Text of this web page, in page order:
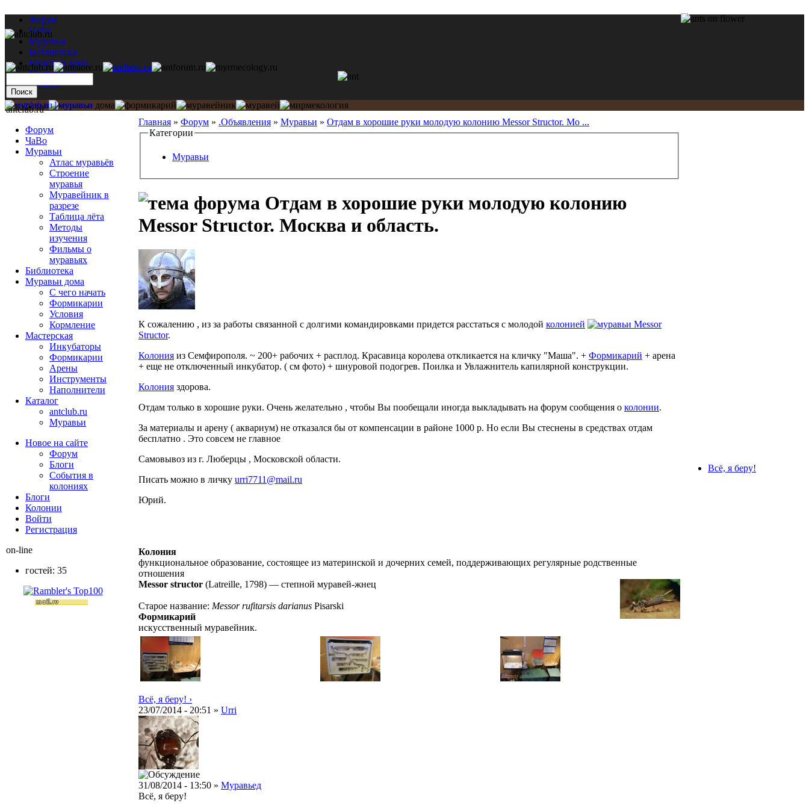
Форум
ЧаВо
Муравьи
Библиотека
Муравьи дома
Мастерская
Каталог
Главная » Форум » .Объявления » Муравьи » Отдам в хорошие руки молодую колонию Messor Structor. Мо ...
Категории
Муравьи
Отдам в хорошие руки молодую колонию
Messor Structor. Москва и область.
К сожалению , из за работы связанной с долгими командировками придется расстаться с молодой колонией
Messor
Structor.
Колония из Семфирополя. ~ 200+ рабочих + расплод. Красавица королева откликается на кличку "Маша". + Формикарий + арена
+ еще не отключенный инкубатор. ( см фото) + шнуровой подогрев. Поилка и Увлажнитель капилярной конструкции.
Колония здорова.
Отдам только в хорошие руки. Очень желательно , чтобы Вы пообещали иногда выкладывать на форум сообщения о колонии.
За материалы и арену ( аквариум) не отказался бы от компенсации в районе 1000 р. Но если Вы стеснены в средствах отдам
бесплатно . Это совсем не главное
Самовывоз из г. Люберцы , Московской области.
Писать можно в личку urri7711@mail.ru
Юрий.
Колония
функциональное образование, состоящее из материнской и дочерних семей, поддерживающих регулярные родственные
отношения
Messor structor (Latreille, 1798) — степной муравей-жнец
Старое название: Messor rufitarsis darianus Pisarski
Формикарий
искусственный муравейник.
Всё, я беру! ›
23/07/2014 - 20:51 » Urri
31/08/2014 - 13:50 » Муравьед
Всё, я беру!
antclub.ru
Форум
ЧаВо
Муравьи
Атлас муравьёв
Строение
муравья
Муравейник в
разрезе
Таблица лёта
Методы
изучения
Фильмы о
муравьях
Библиотека
Муравьи дома
С чего начать
Формикарии
Условия
Кормление
Мастерская
Инкубаторы
Формикарии
Арены
Инструменты
Наполнители
Каталог
antclub.ru
Муравьи
Новое на сайте
Форум
Блоги
События в
колониях
Блоги
Колонии
Войти
Peгиcтpaция
on-line
гостей: 35
Всё, я беру!